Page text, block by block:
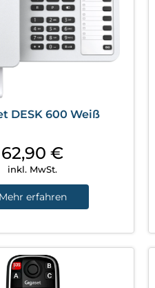
DESK 600 Weiß
62,90€
inkl. MwSt.
Mehr erfahren